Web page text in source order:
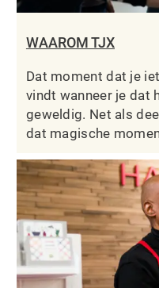
WAAROM TJX
Dat moment dat je
vindt wanneer je dat
geweldig. Net als
dat magische